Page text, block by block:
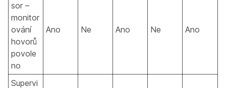
sor –
monitor
ování
hovorů
povole
no
Ano Ne Ano Ne Ano
Supervi